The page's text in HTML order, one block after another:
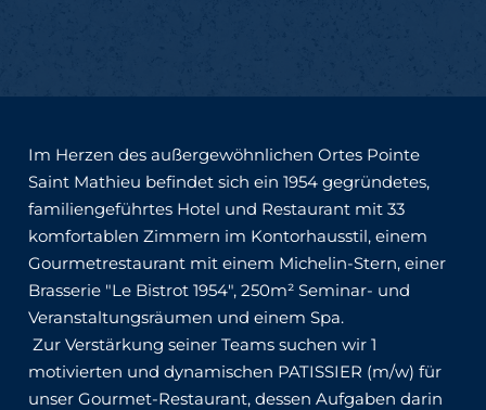
Im Herzen des außergewöhnlichen Ortes Pointe
Saint Mathieu befindet sich ein 1954 gegründetes,
familiengeführtes Hotel und Restaurant mit 33
komfortablen Zimmern im Kontorhausstil, einem
Gourmetrestaurant mit einem Michelin-Stern, einer
Brasserie "Le Bistrot 1954", 250m² Seminar- und
Veranstaltungsräumen und einem Spa.
Zur Verstärkung seiner Teams suchen wir 1
motivierten und dynamischen PATISSIER (m/w) für
unser Gourmet-Restaurant, dessen Aufgaben darin